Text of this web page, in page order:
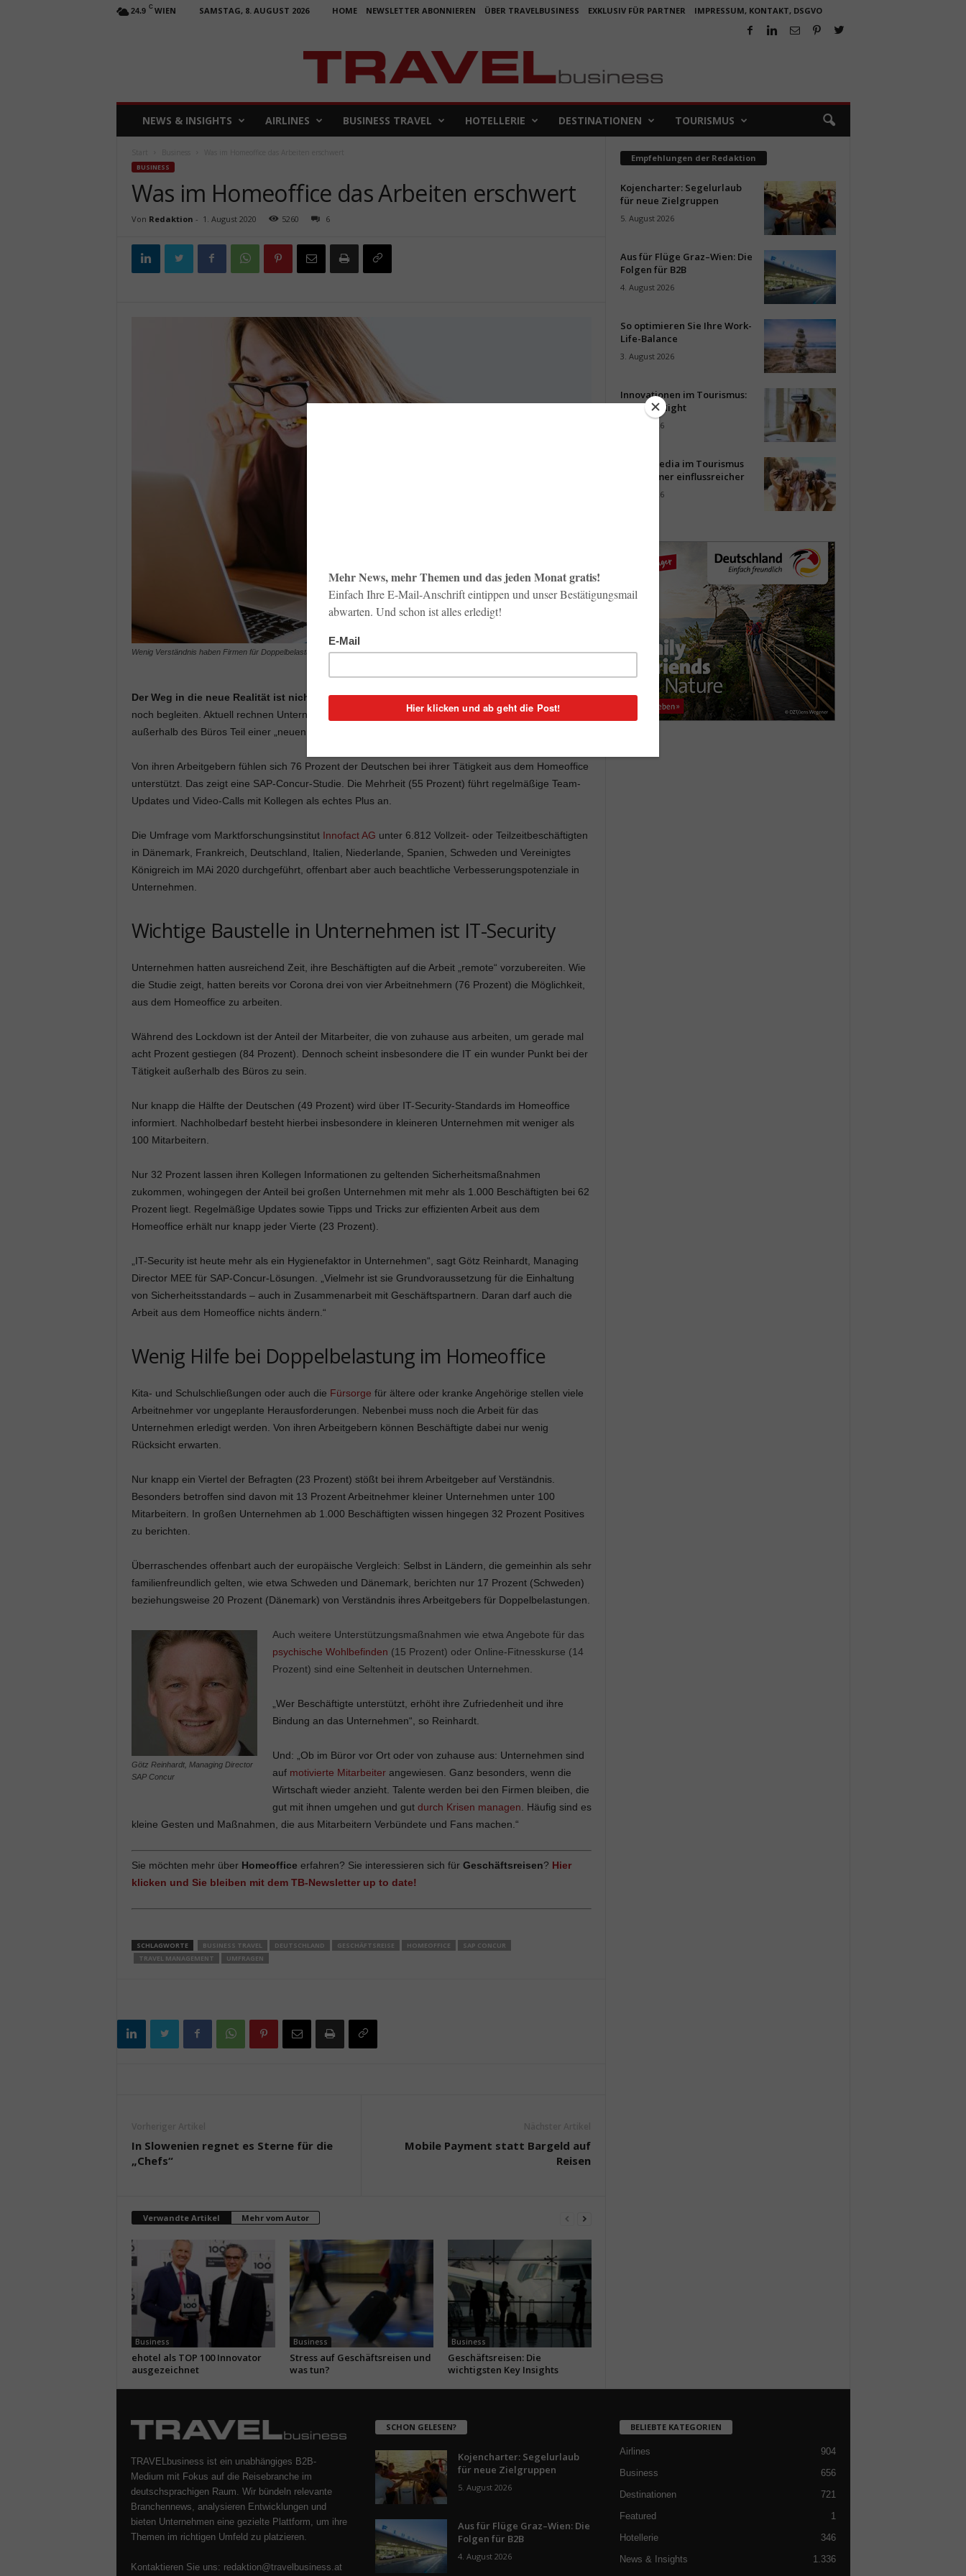
24.9 C WIEN SAMSTAG, 8. AUGUST 2026 HOME NEWSLETTER ABONNIEREN ÜBER TRAVELBUSINESS EXKLUSIV FÜR PARTNER IMPRESSUM, KONTAKT, DSGVO
A
NEWS & INSIGHTS AIRLINES BUSINESS TRAVEL HOTELLERIE DESTINATIONEN TOURISMUS
BUSINESS
Was im Homeoffice das Arbeiten erschwert
Von Redaktion - 1. August 2020 5260 6
Wenig Verständnis haben Firmen für Doppelbelastung der Mitarbeiter im Homeoffice (Foto:Jan Vašek,Pixabay)
Der Weg in die neue Realität ist nicht gerade leicht.Das Homeoffice wird Arbeitnehmer weiterhin
noch begleiten. Aktuell rechnen Unternehmensverantwortliche sogar damit, dass die Arbeit
außerhalb des Büros Teil einer „neuen Normalität“ sein wird.
Von ihren Arbeitgebern fühlen sich 76 Prozent der Deutschen bei ihrer Tätigkeit aus dem Homeoffice
unterstützt. Das zeigt eine SAP-Concur-Studie. Die Mehrheit (55 Prozent) führt regelmäßige Team-
Updates und Video-Calls mit Kollegen als echtes Plus an.
Die Umfrage vom Marktforschungsinstitut Innofact AG unter 6.812 Vollzeit- oder Teilzeitbeschäftigten
in Dänemark, Frankreich, Deutschland, Italien, Niederlande, Spanien, Schweden und Vereinigtes
Königreich im MAi 2020 durchgeführt, offenbart aber auch beachtliche Verbesserungspotenziale in
Unternehmen.
Wichtige Baustelle in Unternehmen ist IT-Security
Unternehmen hatten ausreichend Zeit, ihre Beschäftigten auf die Arbeit „remote“ vorzubereiten. Wie
die Studie zeigt, hatten bereits vor Corona drei von vier Arbeitnehmern (76 Prozent) die Möglichkeit,
aus dem Homeoffice zu arbeiten.
Während des Lockdown ist der Anteil der Mitarbeiter, die von zuhause aus arbeiten, um gerade mal
acht Prozent gestiegen (84 Prozent). Dennoch scheint insbesondere die IT ein wunder Punkt bei der
Tätigkeit außerhalb des Büros zu sein.
Nur knapp die Hälfte der Deutschen (49 Prozent) wird über IT-Security-Standards im Homeoffice
informiert. Nachholbedarf besteht hierbei insbesondere in kleineren Unternehmen mit weniger als
100 Mitarbeitern.
Nur 32 Prozent lassen ihren Kollegen Informationen zu geltenden Sicherheitsmaßnahmen
zukommen, wohingegen der Anteil bei großen Unternehmen mit mehr als 1.000 Beschäftigten bei 62
Prozent liegt. Regelmäßige Updates sowie Tipps und Tricks zur effizienten Arbeit aus dem
Homeoffice erhält nur knapp jeder Vierte (23 Prozent).
„IT-Security ist heute mehr als ein Hygienefaktor in Unternehmen“, sagt Götz Reinhardt, Managing
Director MEE für SAP-Concur-Lösungen. „Vielmehr ist sie Grundvoraussetzung für die Einhaltung
von Sicherheitsstandards – auch in Zusammenarbeit mit Geschäftspartnern. Daran darf auch die
Arbeit aus dem Homeoffice nichts ändern.“
Wenig Hilfe bei Doppelbelastung im Homeoffice
Kita- und Schulschließungen oder auch die Fürsorge für ältere oder kranke Angehörige stellen viele
Arbeitnehmer vor ungeplante Herausforderungen. Nebenbei muss noch die Arbeit für das
Unternehmen erledigt werden. Von ihren Arbeitgebern können Beschäftigte dabei nur wenig
Rücksicht erwarten.
Nur knapp ein Viertel der Befragten (23 Prozent) stößt bei ihrem Arbeitgeber auf Verständnis.
Besonders betroffen sind davon mit 13 Prozent Arbeitnehmer kleiner Unternehmen unter 100
Mitarbeitern. In großen Unternehmen ab 1.000 Beschäftigten wissen hingegen 32 Prozent Positives
zu berichten.
Überraschendes offenbart auch der europäische Vergleich: Selbst in Ländern, die gemeinhin als sehr
familienfreundlich gelten, wie etwa Schweden und Dänemark, berichten nur 17 Prozent (Schweden)
beziehungsweise 20 Prozent (Dänemark) von Verständnis ihres Arbeitgebers für Doppelbelastungen.
Götz Reinhardt, Managing Director
SAP Concur
Auch weitere Unterstützungsmaßnahmen wie etwa Angebote für das
psychische Wohlbefinden (15 Prozent) oder Online-Fitnesskurse (14
Prozent) sind eine Seltenheit in deutschen Unternehmen.
„Wer Beschäftigte unterstützt, erhöht ihre Zufriedenheit und ihre
Bindung an das Unternehmen“, so Reinhardt.
Und: „Ob im Büror vor Ort oder von zuhause aus: Unternehmen sind
auf motivierte Mitarbeiterangewiesen. Ganz besonders, wenn die
Wirtschaft wieder anzieht. Talente werden bei den Firmen bleiben, die
gut mit ihnen umgehen und gut durch Krisen managen . Häufig sind es
kleine Gesten und Maßnahmen, die aus Mitarbeitern Verbündete und Fans machen.“
Sie möchten mehr über Homeoffice erfahren? Sie interessieren sich für Geschäftsreisen? Hier
klicken und Sie bleiben mit dem TB-Newsletter up to date!
SCHLAGWORTE BUSINESS TRAVEL DEUTSCHLAND GESCHÄFTSREISE HOMEOFFICE
SAP CONCUR
TRAVEL MANAGEMENT
UMFRAGEN
In Slowenien regnet es Sterne für die
„Chefs“
Mobile Payment statt Bargeld auf
Reisen
Verwandte Artikel Mehr vom Autor
Business
ehotel als TOP 100 Innovator
ausgezeichnet
Business
Stress auf Geschäftsreisen und
was tun?
Business
Geschäftsreisen: Die
wichtigsten Key Insights
Empfehlungen der Redaktion
Kojencharter: Segelurlaub
für neue Zielgruppen
5. August 2026
Aus für Flüge Graz–Wien: Die
Folgen für B2B
4. August 2026
So optimieren Sie Ihre Work-
Life-Balance
3. August 2026
Innovationen im Tourismus:
Start-up Night
31. Juli 2026
Social Media im Tourismus
wird immer einflussreicher
30. Juli 2026
TRAVELbusiness ist ein unabhängiges B2B-
Medium mit Fokus auf die Reisebranche im
deutschsprachigen Raum. Wir bündeln relevante
Branchennews, analysieren Entwicklungen und
bieten Unternehmen eine gezielte Plattform, um ihre
Themen im richtigen Umfeld zu platzieren.
Kontaktieren Sie uns: redaktion@travelbusiness.at
SCHON GELESEN?
Kojencharter: Segelurlaub
für neue Zielgruppen
5. August 2026
Aus für Flüge Graz–Wien: Die
Folgen für B2B
4. August 2026
BELIEBTE KATEGORIEN
Airlines
904
Business
656
Destinationen
721
Featured
1
Hotellerie
346
News & Insights
1.336